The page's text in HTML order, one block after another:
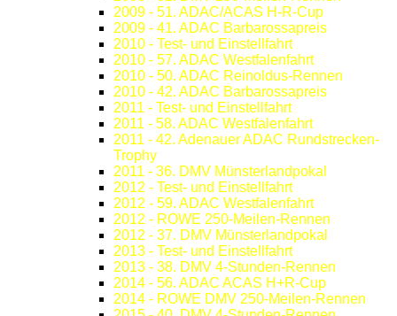
2009 - 51. ADAC/ACAS H-R-Cup
2009 - 41. ADAC Barbarossapreis
2010 - Test- und Einstellfahrt
2010 - 57. ADAC Westfalenfahrt
2010 - 50. ADAC Reinoldus-Rennen
2010 - 42. ADAC Barbarossapreis
2011 - Test- und Einstellfahrt
2011 - 58. ADAC Westfalenfahrt
2011 - 42. Adenauer ADAC Rundstrecken-
Trophy
2011 - 36. DMV Münsterlandpokal
2012 - Test- und Einstellfahrt
2012 - 59. ADAC Westfalenfahrt
2012 - ROWE 250-Meilen-Rennen
2012 - 37. DMV Münsterlandpokal
2013 - Test- und Einstellfahrt
2013 - 38. DMV 4-Stunden-Rennen
2014 - 56. ADAC ACAS H+R-Cup
2014 - ROWE DMV 250-Meilen-Rennen